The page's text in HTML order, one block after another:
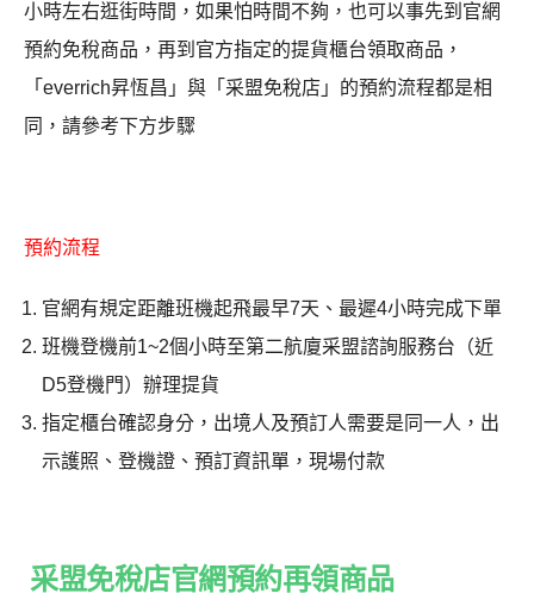
小時左右逛街時間，如果怕時間不夠，也可以事先到官網
預約免稅商品，再到官方指定的提貨櫃台領取商品，
「everrich昇恆昌」與「采盟免稅店」的預約流程都是相
同，請參考下方步驟
預約流程
官網有規定距離班機起飛最早7天、最遲4小時完成下單
班機登機前1~2個小時至第二航廈采盟諮詢服務台（近
D5登機門）辦理提貨
指定櫃台確認身分，出境人及預訂人需要是同一人，出
示護照、登機證、預訂資訊單，現場付款
采盟免稅店官網預約再領商品